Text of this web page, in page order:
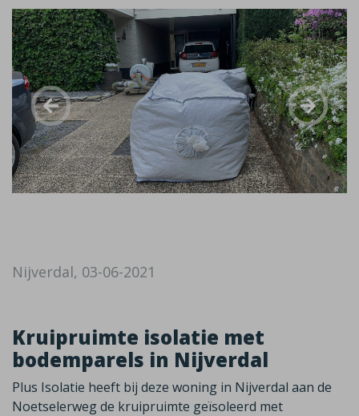
Nijverdal, 03-06-2021
Kruipruimte isolatie met
bodemparels in Nijverdal
Plus Isolatie heeft bij deze woning in Nijverdal aan de
Noetselerweg de kruipruimte geïsoleerd met